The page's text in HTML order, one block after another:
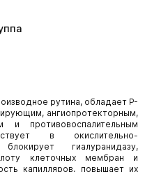
рутина, обладает Р-
ангиопротекторным,
и противовоспалительным
в окислительно-
гиалуранидазу,
клеточных мембран и
капилляров, повышает их